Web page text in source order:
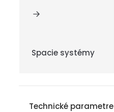
Spacie systémy
Technické parametre